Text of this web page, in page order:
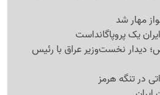
مهار شد
یک پروپاگانداست
دیدار نخست‌وزیر عراق با رئیس
در تنگه هرمز